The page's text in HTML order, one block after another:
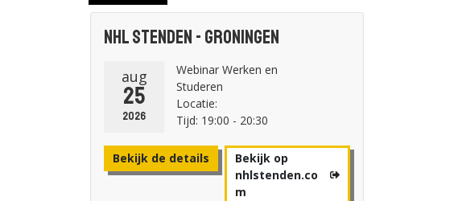
NHL Stenden - Groningen
aug
25
2026
Webinar Werken en
Studeren
Locatie:
Tijd: 19:00 - 20:30
Bekijk de details
Bekijk op
nhlstenden.co
m